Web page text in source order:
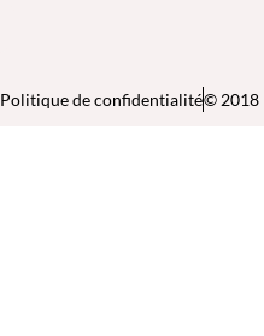
Politique de confidentialité© 2018